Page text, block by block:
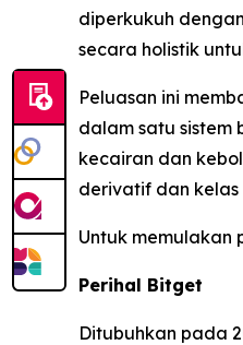
diperkukuh
secara holistik
Peluasan ini
dalam satu sistem
kecairan dan
derivatif dan kelas
Untuk memulakan
Perihal Bitget
Ditubuhkan pada